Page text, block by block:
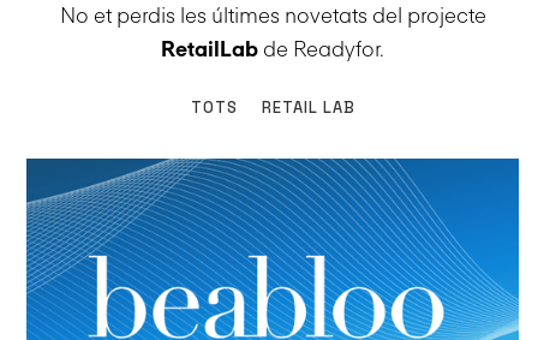
No et perdis les últimes novetats del projecte
RetailLab de Readyfor.
TOTS RETAIL LAB